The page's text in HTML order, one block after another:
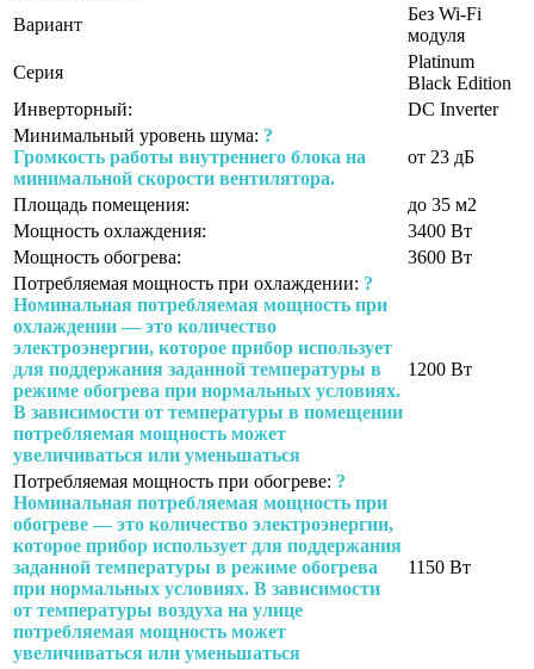
Вариант
Без Wi-Fi
модуля
Серия
Platinum
Black Edition
Инверторный:
DC Inverter
Минимальный уровень шума: ?
Громкость работы внутреннего блока на
минимальной скорости вентилятора.
от 23 дБ
Площадь помещения:
до 35 м2
Мощность охлаждения:
3400 Вт
Мощность обогрева:
3600 Вт
Потребляемая мощность при охлаждении: ?
Номинальная потребляемая мощность при
охлаждении — это количество
электроэнергии, которое прибор использует
для поддержания заданной температуры в
режиме обогрева при нормальных условиях.
В зависимости от температуры в помещении
потребляемая мощность может
увеличиваться или уменьшаться
1200 Вт
Потребляемая мощность при обогреве: ?
Номинальная потребляемая мощность при
обогреве — это количество электроэнергии,
которое прибор использует для поддержания
заданной температуры в режиме обогрева
при нормальных условиях. В зависимости
от температуры воздуха на улице
потребляемая мощность может
увеличиваться или уменьшаться
1150 Вт